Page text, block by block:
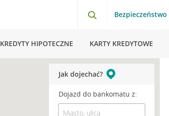
Bezpieczeństwo
KREDYTY HIPOTECZNE KARTY KREDYTOWE
Jak dojechać?
Dojazd do bankomatu z: